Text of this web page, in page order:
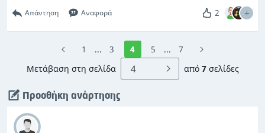
Απάντηση Αναφορά 2
1 ... 3 4 5 ...
7
Μετάβαση στη σελίδα
από 7σελίδες
Προσθήκη ανάρτησης